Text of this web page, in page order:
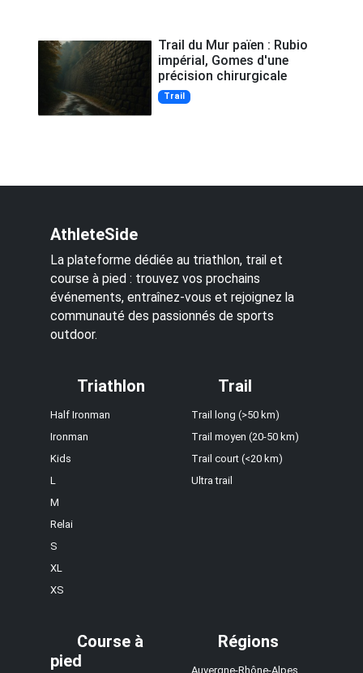
Trail du Mur païen : Rubio
impérial, Gomes d'une
précision chirurgicale
Trail
AthleteSide
La plateforme dédiée au triathlon, trail et
course à pied : trouvez vos prochains
événements, entraînez-vous et rejoignez la
communauté des passionnés de sports
outdoor.
Triathlon
Half Ironman
Ironman
Kids
L
M
Relai
S
XL
XS
Trail
Trail long (>50 km)
Trail moyen (20-50 km)
Trail court (<20 km)
Ultra trail
Course à
pied
Régions
Auvergne-Rhône-Alpes